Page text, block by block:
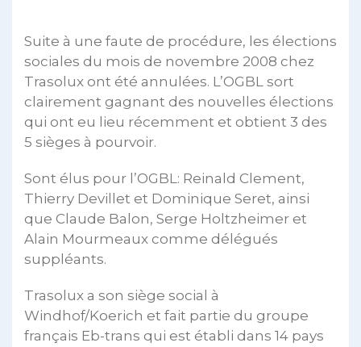
Suite à une faute de procédure, les élections
sociales du mois de novembre 2008 chez
Trasolux ont été annulées. L’OGBL sort
clairement gagnant des nouvelles élections
qui ont eu lieu récemment et obtient 3 des
5 sièges à pourvoir.
Sont élus pour l’OGBL: Reinald Clement,
Thierry Devillet et Dominique Seret, ainsi
que Claude Balon, Serge Holtzheimer et
Alain Mourmeaux comme délégués
suppléants.
Trasolux a son siège social à
Windhof/Koerich et fait partie du groupe
français Eb-trans qui est établi dans 14 pays